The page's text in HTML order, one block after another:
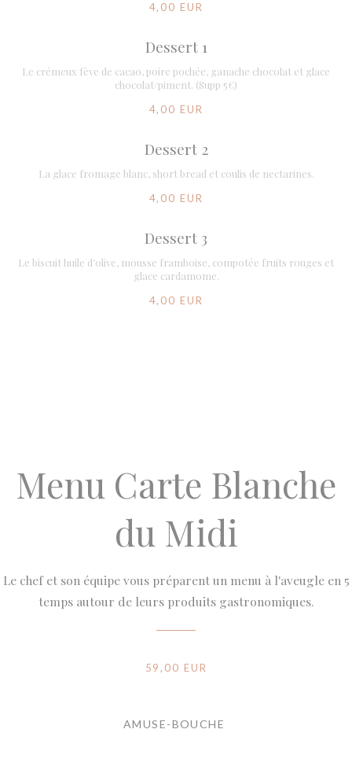
4,00 EUR
Dessert 1
Le crémeux fève de cacao, poire pochée, ganache chocolat et glace
chocolat/piment. (Supp 5€)
4,00 EUR
Dessert 2
La glace fromage blanc, short bread et coulis de nectarines.
4,00 EUR
Dessert 3
Le biscuit huile d’olive, mousse framboise, compotée fruits rouges et
glace cardamome.
4,00 EUR
Menu Carte Blanche
du Midi
Le chef et son équipe vous préparent un menu à l'aveugle en 5
temps autour de leurs produits gastronomiques.
59,00 EUR
AMUSE-BOUCHE